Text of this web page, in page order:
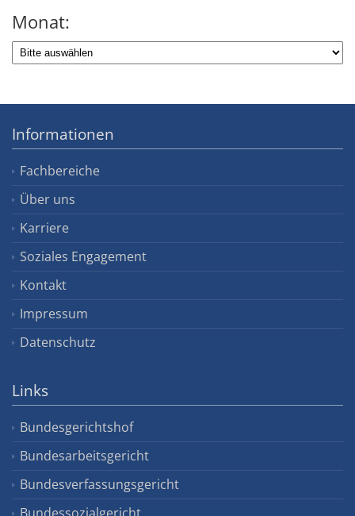
Monat:
Informationen
Fachbereiche
Über uns
Karriere
Soziales Engagement
Kontakt
Impressum
Datenschutz
Links
Bundesgerichtshof
Bundesarbeitsgericht
Bundesverfassungsgericht